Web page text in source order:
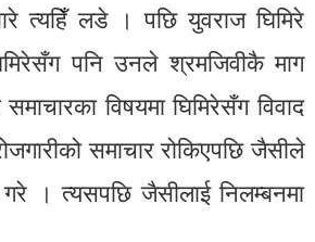
त्यहिँ लडे । पछि युवराज घिमिरे
पनि उनले श्रमजिवीकै माग
विषयमा घिमिरेसँग विवाद
समाचार रोकिएपछि जैसीले
गरे । त्यसपछि जैसीलाई निलम्बनमा